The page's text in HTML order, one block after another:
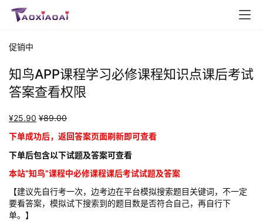
促销中
知鸟APP课程学习必修课程知识点课后考试
答案查看权限
¥25.90 ¥89.00
下单成功后，返回答案页面刷新即可查看
下单后包含以下试题及答案可查看
本站“知鸟”课程中必修课程课后考试试题及答案
【建议先自行考一次，边考边在平台模拟搜索题目关键词，不一定
要看答案，模拟试下搜索到的题目数是否符合自己，再自行下
单。】